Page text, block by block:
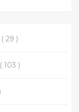
( 29 )
( 103 )